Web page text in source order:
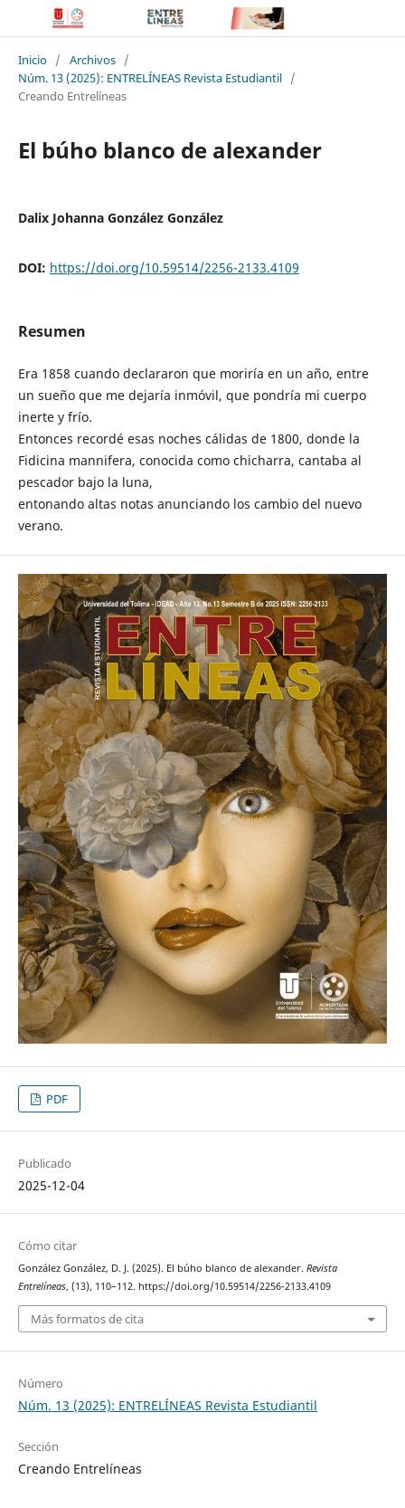
Inicio / Archivos /
Núm. 13 (2025): ENTRELÍNEAS Revista Estudiantil /
Creando Entrelíneas
El búho blanco de alexander
Dalix Johanna González González
DOI: https://doi.org/10.59514/2256-2133.4109
Resumen
Era 1858 cuando declararon que moriría en un año, entre
un sueño que me dejaría inmóvil, que pondría mi cuerpo
inerte y frío.
Entonces recordé esas noches cálidas de 1800, donde la
Fidicina mannifera, conocida como chicharra, cantaba al
pescador bajo la luna,
entonando altas notas anunciando los cambio del nuevo
verano.
PDF
Publicado
2025-12-04
Cómo citar
González González, D. J. (2025). El búho blanco de alexander. Revista
Entrelíneas, (13), 110–112. https://doi.org/10.59514/2256-2133.4109
Más formatos de cita
Número
Núm. 13 (2025): ENTRELÍNEAS Revista Estudiantil
Sección
Creando Entrelíneas